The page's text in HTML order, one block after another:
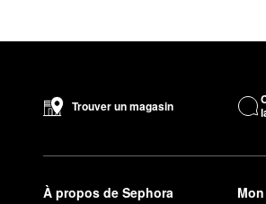
Trouver un magasin
À propos de Sephora